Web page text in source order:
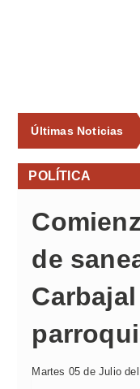
Últimas Noticias
POLÍTICA
de
Martes 05 de Julio